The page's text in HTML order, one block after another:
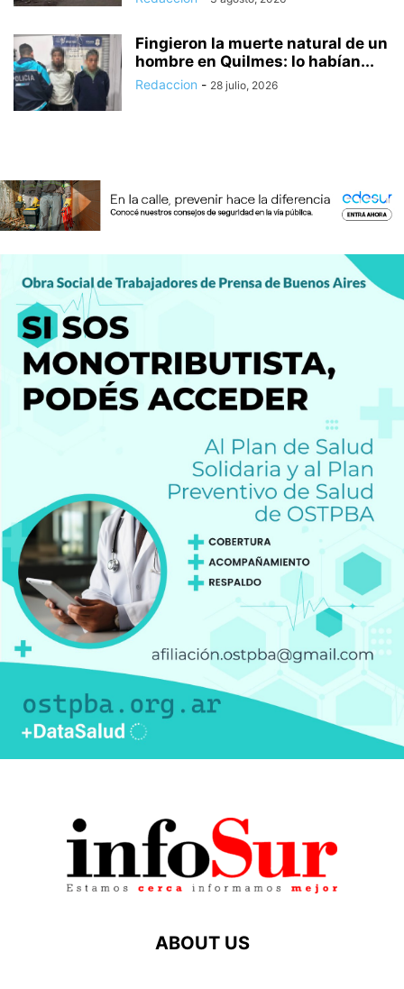
Fingieron la muerte natural de un
hombre en Quilmes: lo habían...
Redaccion - 28 julio, 2026
ABOUT US